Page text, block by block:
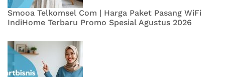
Smooa Telkomsel Com | Harga Paket Pasang WiFi
IndiHome Terbaru Promo Spesial Agustus 2026